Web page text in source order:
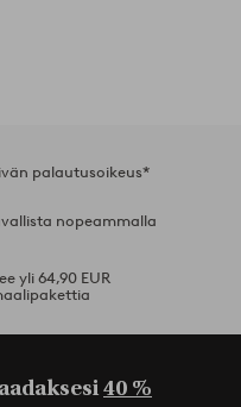
palautusoikeus*
nopeammalla
yli 64,90 EUR
40 %